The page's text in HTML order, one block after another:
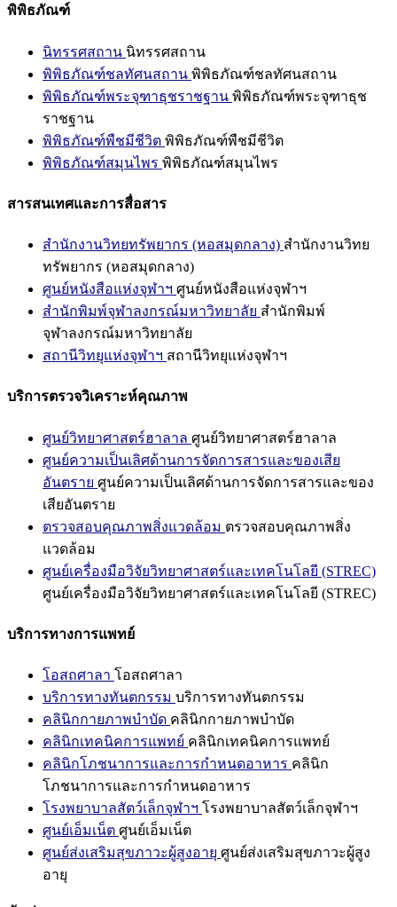
พิพิธภัณฑ์
นิทรรศสถาน นิทรรศสถาน
พิพิธภัณฑ์ชลทัศนสถาน พิพิธภัณฑ์ชลทัศนสถาน
พิพิธภัณฑ์พระจุฑาธุชราชฐาน พิพิธภัณฑ์พระจุฑาธุช
ราชฐาน
พิพิธภัณฑ์พืชมีชีวิต พิพิธภัณฑ์พืชมีชีวิต
พิพิธภัณฑ์สมุนไพร พิพิธภัณฑ์สมุนไพร
สารสนเทศและการสื่อสาร
สำนักงานวิทยทรัพยากร (หอสมุดกลาง) สำนักงานวิทย
ทรัพยากร (หอสมุดกลาง)
ศูนย์หนังสือแห่งจุฬาฯ ศูนย์หนังสือแห่งจุฬาฯ
สำนักพิมพ์จุฬาลงกรณ์มหาวิทยาลัย สำนักพิมพ์
จุฬาลงกรณ์มหาวิทยาลัย
สถานีวิทยุแห่งจุฬาฯ สถานีวิทยุแห่งจุฬาฯ
บริการตรวจวิเคราะห์คุณภาพ
ศูนย์วิทยาศาสตร์ฮาลาล ศูนย์วิทยาศาสตร์ฮาลาล
ศูนย์ความเป็นเลิศด้านการจัดการสารและของเสีย
อันตราย ศูนย์ความเป็นเลิศด้านการจัดการสารและของ
เสียอันตราย
ตรวจสอบคุณภาพสิ่งแวดล้อม ตรวจสอบคุณภาพสิ่ง
แวดล้อม
ศูนย์เครื่องมือวิจัยวิทยาศาสตร์และเทคโนโลยี (STREC)
ศูนย์เครื่องมือวิจัยวิทยาศาสตร์และเทคโนโลยี (STREC)
บริการทางการแพทย์
โอสถศาลา โอสถศาลา
บริการทางทันตกรรม บริการทางทันตกรรม
คลินิกกายภาพบำบัด คลินิกกายภาพบำบัด
คลินิกเทคนิคการแพทย์ คลินิกเทคนิคการแพทย์
คลินิกโภชนาการและการกำหนดอาหาร คลินิก
โภชนาการและการกำหนดอาหาร
โรงพยาบาลสัตว์เล็กจุฬาฯ โรงพยาบาลสัตว์เล็กจุฬาฯ
ศูนย์เอ็มเน็ต ศูนย์เอ็มเน็ต
ศูนย์ส่งเสริมสุขภาวะผู้สูงอายุ ศูนย์ส่งเสริมสุขภาวะผู้สูง
อายุ